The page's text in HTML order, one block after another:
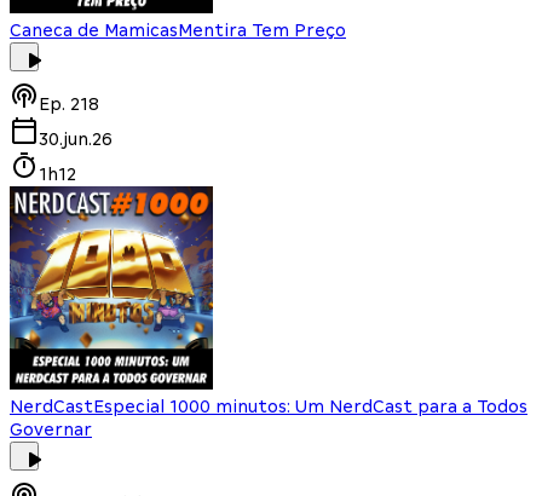
Caneca de MamicasMentira Tem Preço
Ep. 218
30.jun.26
1h12
NerdCastEspecial 1000 minutos: Um NerdCast para a Todos
Governar